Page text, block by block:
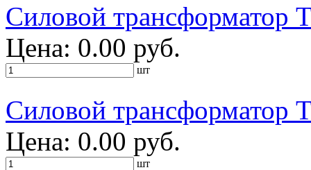
Силовой
Цена: 0.00 руб.
шт
Силовой
Цена: 0.00 руб.
шт